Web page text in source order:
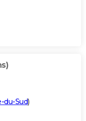
du-Sud)